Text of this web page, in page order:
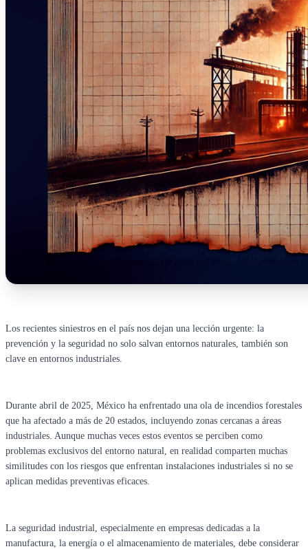
Los recientes siniestros en el país nos dejan una lección urgente: la
prevención y la seguridad no solo salvan entornos naturales, también son
clave en entornos industriales.
Durante abril de 2025, México ha enfrentado una ola de incendios forestales
que ha afectado a más de 20 estados, incluyendo zonas cercanas a áreas
industriales. Aunque muchas veces estos eventos se perciben como
problemas exclusivos del entorno natural, en realidad comparten muchas
similitudes con los riesgos que enfrentan instalaciones industriales si no se
aplican medidas preventivas eficaces.
La seguridad industrial, especialmente en empresas dedicadas a la
manufactura, la energía o el almacenamiento de materiales, debe considerar